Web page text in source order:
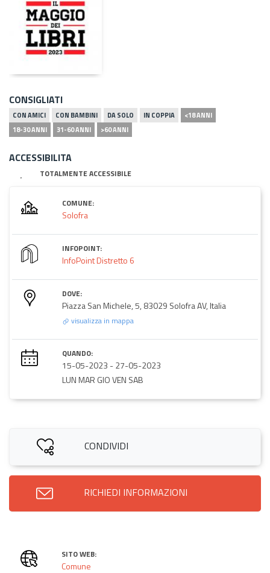
CONSIGLIATI
CON AMICI CON BAMBINI DA SOLO IN COPPIA
<18 ANNI
18-30 ANNI
31-60 ANNI >60 ANNI
ACCESSIBILITA
TOTALMENTE ACCESSIBILE
COMUNE:
Solofra
INFOPOINT:
InfoPoint Distretto 6
DOVE:
Piazza San Michele, 5, 83029 Solofra AV, Italia
visualizza in mappa
QUANDO:
15-05-2023 -27-05-2023
LUN MAR GIO VEN SAB
CONDIVIDI
RICHIEDI INFORMAZIONI
SITO WEB:
Comune